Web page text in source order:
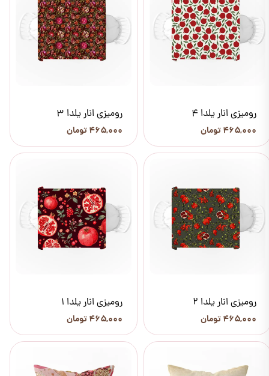
رومیزی انار یلدا 4
۴۶۵,۰۰۰ تومان
رومیزی انار یلدا 3
۴۶۵,۰۰۰ تومان
رومیزی انار یلدا 2
۴۶۵,۰۰۰ تومان
رومیزی انار یلدا 1
۴۶۵,۰۰۰ تومان